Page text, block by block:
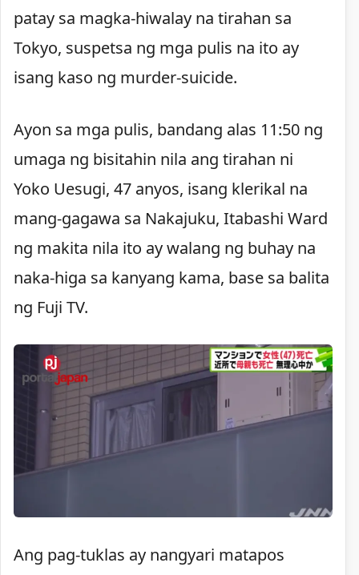
patay sa magka-hiwalay na tirahan sa
Tokyo, suspetsa ng mga pulis na ito ay
isang kaso ng murder-suicide.
Ayon sa mga pulis, bandang alas 11:50 ng
umaga ng bisitahin nila ang tirahan ni
Yoko Uesugi, 47 anyos, isang klerikal na
mang-gagawa sa Nakajuku, Itabashi Ward
ng makita nila ito ay walang ng buhay na
naka-higa sa kanyang kama, base sa balita
ng Fuji TV.
Ang pag-tuklas ay nangyari matapos